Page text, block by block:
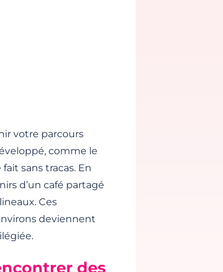
votre parcours
comme le
sans tracas. En
d’un café partagé
Ces
deviennent
des